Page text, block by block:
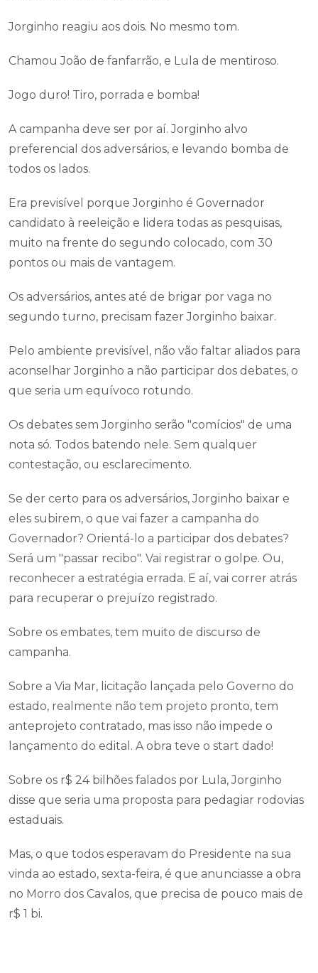
Jorginho reagiu aos dois. No mesmo tom.
Chamou João de fanfarrão, e Lula de mentiroso.
Jogo duro! Tiro, porrada e bomba!
A campanha deve ser por aí. Jorginho alvo
preferencial dos adversários, e levando bomba de
todos os lados.
Era previsível porque Jorginho é Governador
candidato à reeleição e lidera todas as pesquisas,
muito na frente do segundo colocado, com 30
pontos ou mais de vantagem.
Os adversários, antes até de brigar por vaga no
segundo turno, precisam fazer Jorginho baixar.
Pelo ambiente previsível, não vão faltar aliados para
aconselhar Jorginho a não participar dos debates, o
que seria um equívoco rotundo.
Os debates sem Jorginho serão "comícios" de uma
nota só. Todos batendo nele. Sem qualquer
contestação, ou esclarecimento.
Se der certo para os adversários, Jorginho baixar e
eles subirem, o que vai fazer a campanha do
Governador? Orientá-lo a participar dos debates?
Será um "passar recibo". Vai registrar o golpe. Ou,
reconhecer a estratégia errada. E aí, vai correr atrás
para recuperar o prejuízo registrado.
Sobre os embates, tem muito de discurso de
campanha.
Sobre a Via Mar, licitação lançada pelo Governo do
estado, realmente não tem projeto pronto, tem
anteprojeto contratado, mas isso não impede o
lançamento do edital. A obra teve o start dado!
Sobre os r$ 24 bilhões falados por Lula, Jorginho
disse que seria uma proposta para pedagiar rodovias
estaduais.
Mas, o que todos esperavam do Presidente na sua
vinda ao estado, sexta-feira, é que anunciasse a obra
no Morro dos Cavalos, que precisa de pouco mais de
r$ 1 bi.